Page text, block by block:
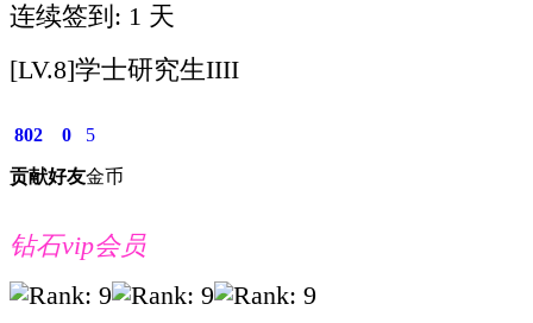
连续签到: 1 天
[LV.8]学士研究生IIII
802
贡献
0
好友
5
金币
钻石vip会员